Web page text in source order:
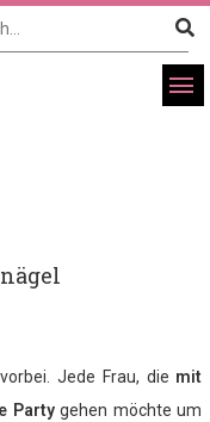
Jede Frau, die mit
Partygehen möchte um